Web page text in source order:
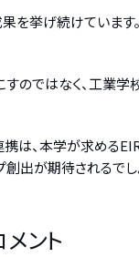
挙げ続けていま
ではなく、工業
は、本学が求め
出が期待されるでし
ント